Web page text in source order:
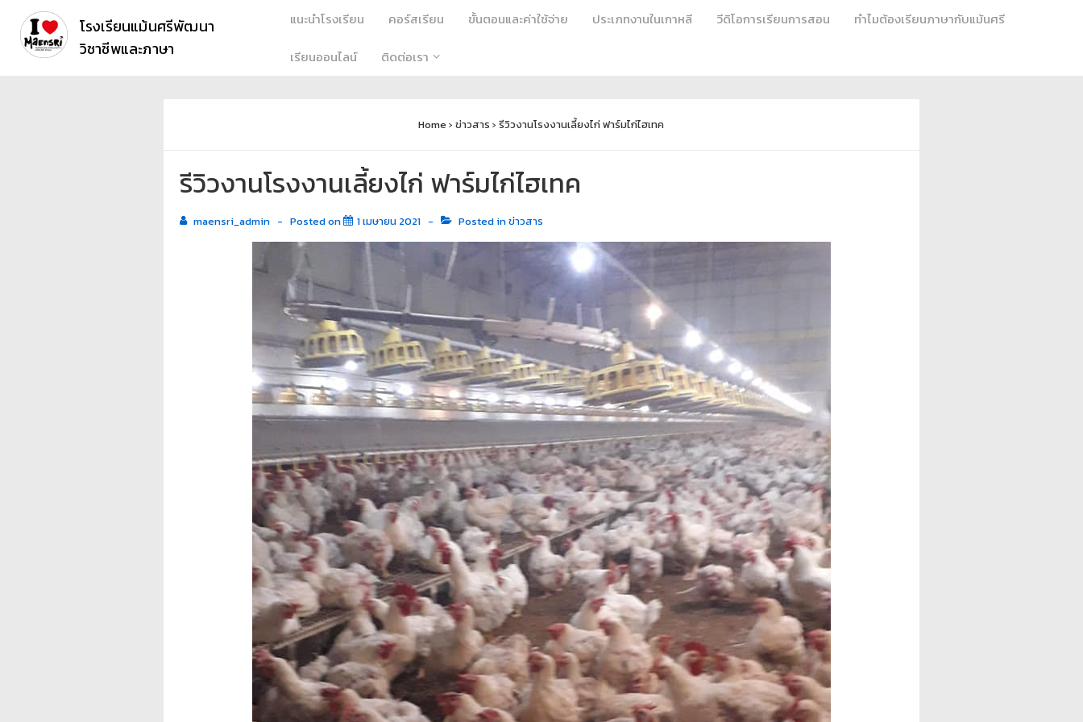
โรงเรียนแม้นศรีพัฒนา
วิชาชีพและภาษา
แนะนำโรงเรียน คอร์สเรียน ขั้นตอนและค่าใช้จ่าย ประเภทงานในเกาหลี วีดิโอการเรียนการสอน ทำไมต้องเรียนภาษากับแม้นศรี
เรียนออนไลน์ ติดต่อเรา
Home› ข่าวสาร › รีวิวงานโรงงานเลี้ยงไก่ ฟาร์มไก่ไฮเทค
รีวิวงานโรงงานเลี้ยงไก่ ฟาร์มไก่ไฮเทค
maensri_admin Posted on 1 เมษายน 2021 Posted inข่าวสาร